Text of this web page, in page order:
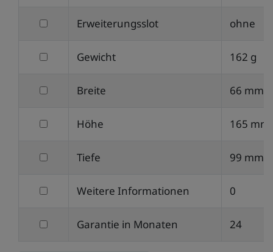
Kamera
filtern
Erweiterungsslot
Erweiterungsslot ohne
filtern
Gewicht
Gewicht 162 g
filtern
Breite
Breite 66 mm
filtern
Höhe
Höhe 165 mm
filtern
Tiefe
Tiefe 99 mm
filtern
Weitere
Weitere Informationen 0
filtern
Garantie in Monaten 24